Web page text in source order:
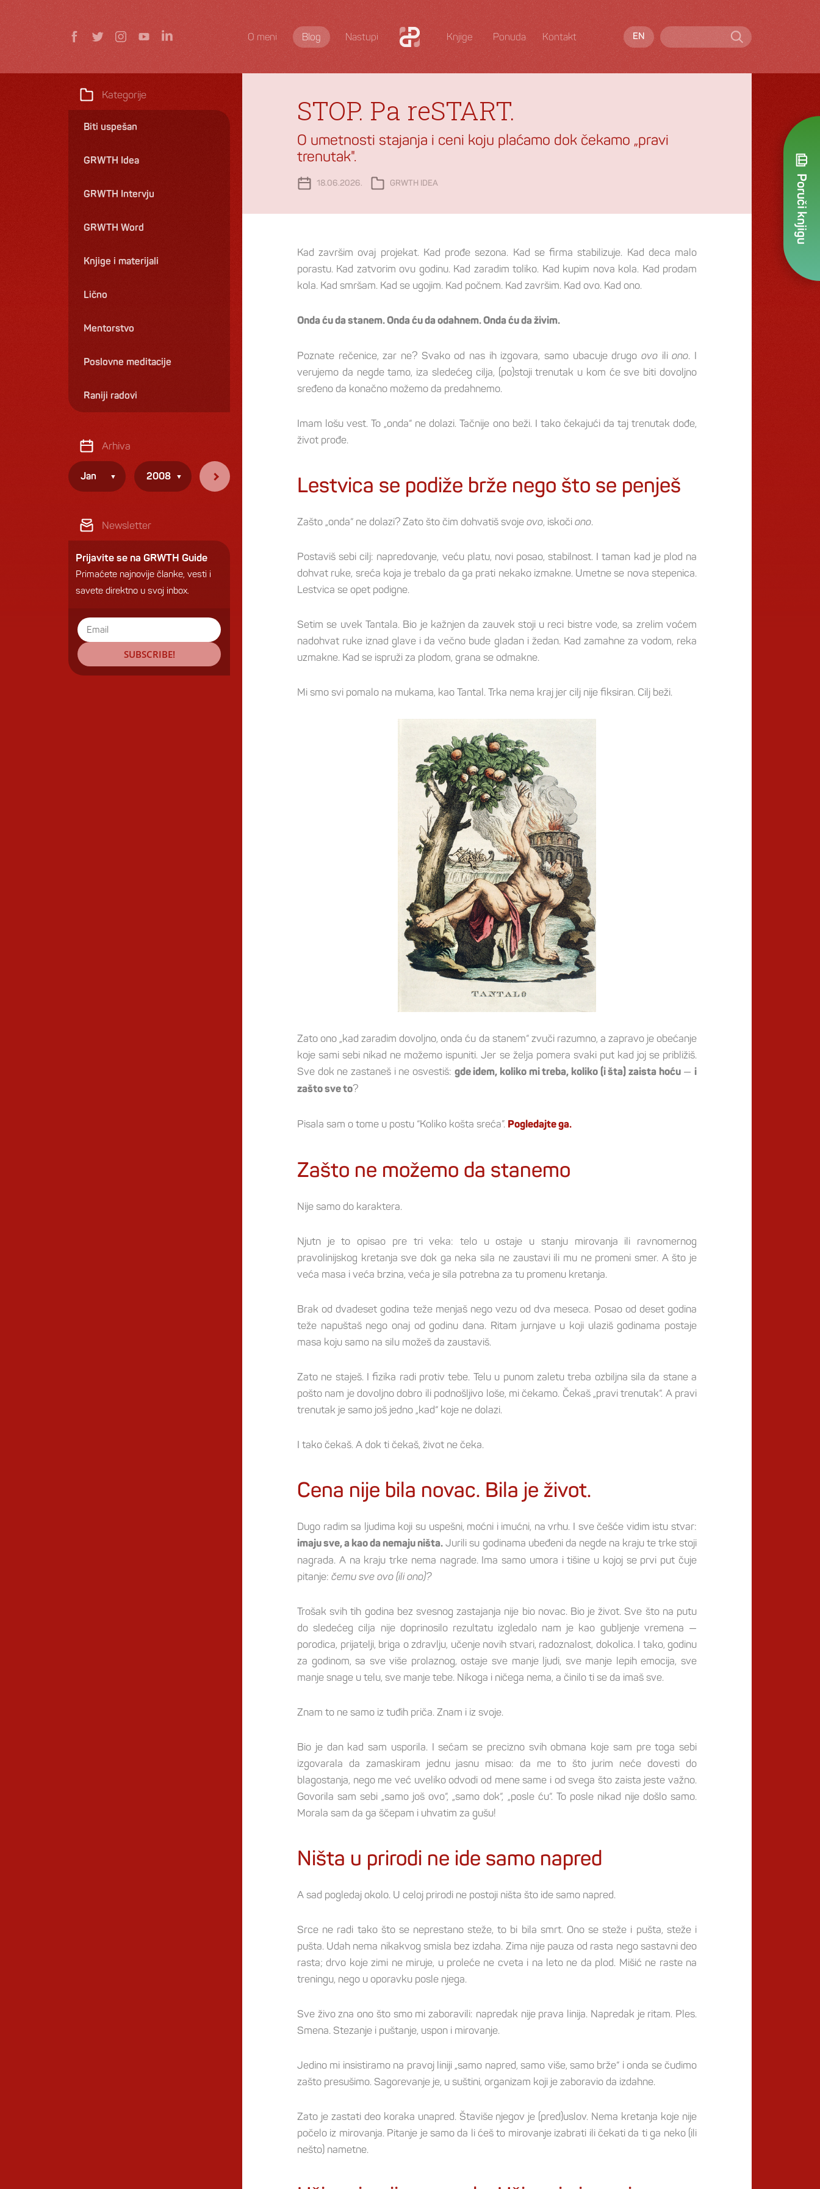
O meni Blog Nastupi Knjige Ponuda Kontakt EN
Poruči knjigu
Kategorije
Biti uspešan
GRWTH Idea
GRWTH Intervju
GRWTH Word
Knjige i materijali
Lično
Mentorstvo
Poslovne meditacije
Raniji radovi
Arhiva
Jan 2008
Newsletter
Prijavite se na GRWTH Guide
Primaćete najnovije članke, vesti i
savete direktno u svoj inbox.
SUBSCRIBE!
STOP. Pa reSTART.
O umetnosti stajanja i ceni koju plaćamo dok čekamo „pravi
trenutak".
18.06.2026. GRWTH IDEA
Kad završim ovaj projekat. Kad prođe sezona. Kad se firma stabilizuje. Kad deca malo
porastu. Kad zatvorim ovu godinu. Kad zaradim toliko. Kad kupim nova kola. Kad prodam
kola. Kad smršam. Kad se ugojim. Kad počnem. Kad završim. Kad ovo. Kad ono.
Onda ću da stanem. Onda ću da odahnem. Onda ću da živim.
Poznate rečenice, zar ne? Svako od nas ih izgovara, samo ubacuje drugo ovo iliono. I
verujemo da negde tamo, iza sledećeg cilja, (po)stoji trenutak u kom će sve biti dovoljno
sređeno da konačno možemo da predahnemo.
Imam lošu vest. To „onda“ ne dolazi. Tačnije ono beži. I tako čekajući da taj trenutak dođe,
život prođe.
Lestvica se podiže brže nego što se penješ
Zašto „onda“ ne dolazi? Zato što čim dohvatiš svoje ovo, iskoči ono.
Postaviš sebi cilj: napredovanje, veću platu, novi posao, stabilnost. I taman kad je plod na
dohvat ruke, sreća koja je trebalo da ga prati nekako izmakne. Umetne se nova stepenica.
Lestvica se opet podigne.
Setim se uvek Tantala. Bio je kažnjen da zauvek stoji u reci bistre vode, sa zrelim voćem
nadohvat ruke iznad glave i da večno bude gladan i žedan. Kad zamahne za vodom, reka
uzmakne. Kad se ispruži za plodom, grana se odmakne.
Mi smo svi pomalo na mukama, kao Tantal. Trka nema kraj jer cilj nije fiksiran. Cilj beži.
Zato ono „kad zaradim dovoljno, onda ću da stanem“ zvuči razumno, a zapravo je obećanje
koje sami sebi nikad ne možemo ispuniti. Jer se želja pomera svaki put kad joj se približiš.
Sve dok ne zastaneš i ne osvestiš: gde idem, koliko mi treba, koliko (i šta) zaista hoću—i
zašto sve to?
Pisala sam o tome u postu “Koliko košta sreća”. Pogledajte ga.
Zašto ne možemo da stanemo
Nije samo do karaktera.
Njutn je to opisao pre tri veka: telo u ostaje u stanju mirovanja ili ravnomernog
pravolinijskog kretanja sve dok ga neka sila ne zaustavi ili mu ne promeni smer. A što je
veća masa i veća brzina, veća je sila potrebna za tu promenu kretanja.
Brak od dvadeset godina teže menjaš nego vezu od dva meseca. Posao od deset godina
teže napuštaš nego onaj od godinu dana. Ritam jurnjave u koji ulaziš godinama postaje
masa koju samo na silu možeš da zaustaviš.
Zato ne staješ. I fizika radi protiv tebe. Telu u punom zaletu treba ozbiljna sila da stane a
pošto nam je dovoljno dobro ili podnošljivo loše, mi čekamo. Čekaš „pravi trenutak“. A pravi
trenutak je samo još jedno „kad“ koje ne dolazi.
I tako čekaš. A dok ti čekaš, život ne čeka.
Cena nije bila novac. Bila je život.
Dugo radim sa ljudima koji su uspešni, moćni i imućni, na vrhu. I sve češće vidim istu stvar:
imaju sve, a kao da nemaju ništa. Jurili su godinama ubeđeni da negde na kraju te trke stoji
nagrada. A na kraju trke nema nagrade. Ima samo umora i tišine u kojoj se prvi put čuje
pitanje: čemu sve ovo (ili ono)?
Trošak svih tih godina bez svesnog zastajanja nije bio novac. Bio je život. Sve što na putu
do sledećeg cilja nije doprinosilo rezultatu izgledalo nam je kao gubljenje vremena —
porodica, prijatelji, briga o zdravlju, učenje novih stvari, radoznalost, dokolica. I tako, godinu
za godinom, sa sve više prolaznog, ostaje sve manje ljudi, sve manje lepih emocija, sve
manje snage u telu, sve manje tebe. Nikoga i ničega nema, a činilo ti se da imaš sve.
Znam to ne samo iz tuđih priča. Znam i iz svoje.
Bio je dan kad sam usporila. I sećam se precizno svih obmana koje sam pre toga sebi
izgovarala da zamaskiram jednu jasnu misao: da me to što jurim neće dovesti do
blagostanja, nego me već uveliko odvodi od mene same i od svega što zaista jeste važno.
Govorila sam sebi „samo još ovo“, „samo dok“, „posle ću“. To posle nikad nije došlo samo.
Morala sam da ga ščepam i uhvatim za gušu!
Ništa u prirodi ne ide samo napred
A sad pogledaj okolo. U celoj prirodi ne postoji ništa što ide samo napred.
Srce ne radi tako što se neprestano steže, to bi bila smrt. Ono se steže i pušta, steže i
pušta. Udah nema nikakvog smisla bez izdaha. Zima nije pauza od rasta nego sastavni deo
rasta; drvo koje zimi ne miruje, u proleće ne cveta i na leto ne da plod. Mišić ne raste na
treningu, nego u oporavku posle njega.
Sve živo zna ono što smo mi zaboravili: napredak nije prava linija. Napredak je ritam. Ples.
Smena. Stezanje i puštanje, uspon i mirovanje.
Jedino mi insistiramo na pravoj liniji „samo napred, samo više, samo brže“ i onda se čudimo
zašto presušimo. Sagorevanje je, u suštini, organizam koji je zaboravio da izdahne.
Zato je zastati deo koraka unapred. Štaviše njegov je (pred)uslov. Nema kretanja koje nije
počelo iz mirovanja. Pitanje je samo da li ćeš to mirovanje izabrati ili čekati da ti ga neko (ili
nešto) nametne.